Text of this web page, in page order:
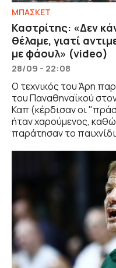
ΜΠΑΣΚΕΤ
Καστρίτης: «Δεν
θέλαμε, γιατί
με φάουλ» (video)
28/09 - 22:08
Ο τεχνικός του Άρη
του Παναθηναϊκού
Καπ (κέρδισαν οι
ήταν χαρούμενος,
παράτησαν το